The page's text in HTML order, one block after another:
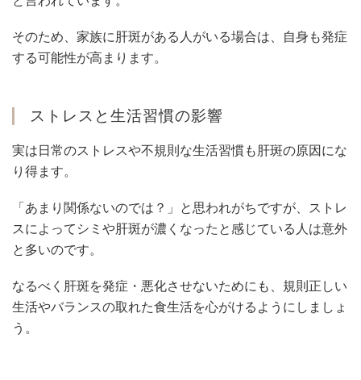
そのため、家族に肝斑がある人がいる場合は、自身も発症
する可能性が高まります。
ストレスと生活習慣の影響
実は日常のストレスや不規則な生活習慣も肝斑の原因にな
り得ます。
「あまり関係ないのでは？」と思われがちですが、ストレ
スによってシミや肝斑が濃くなったと感じている人は意外
と多いのです。
なるべく肝斑を発症・悪化させないためにも、規則正しい
生活やバランスの取れた食生活を心がけるようにしましょ
う。